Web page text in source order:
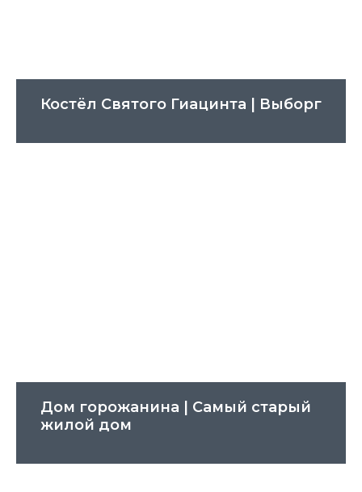
Костёл Святого Гиацинта | Выборг
Дом горожанина | Cамый старый
жилой дом